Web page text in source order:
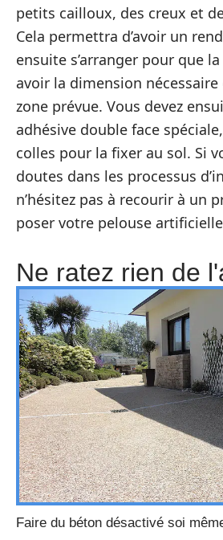
petits cailloux, des creux et
Cela permettra d’avoir un
ensuite s’arranger pour que
avoir la dimension nécessaire
zone prévue. Vous devez
adhésive double face
colles pour la fixer au sol. Si
doutes dans les processus
n’hésitez pas à recourir à un
poser votre pelouse
Ne ratez rien de
Faire du béton désactivé soi